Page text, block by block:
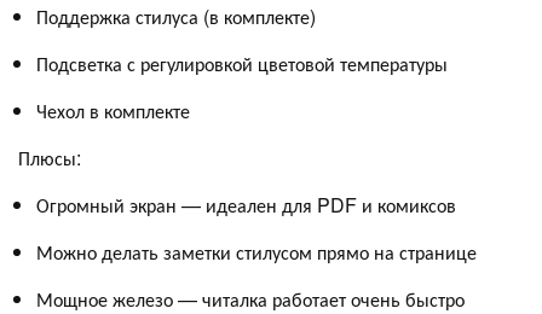
Поддержка стилуса (в комплекте)
Подсветка с регулировкой цветовой температуры
Чехол в комплекте
Плюсы:
Огромный экран — идеален для PDF и комиксов
Можно делать заметки стилусом прямо на странице
Мощное железо — читалка работает очень быстро